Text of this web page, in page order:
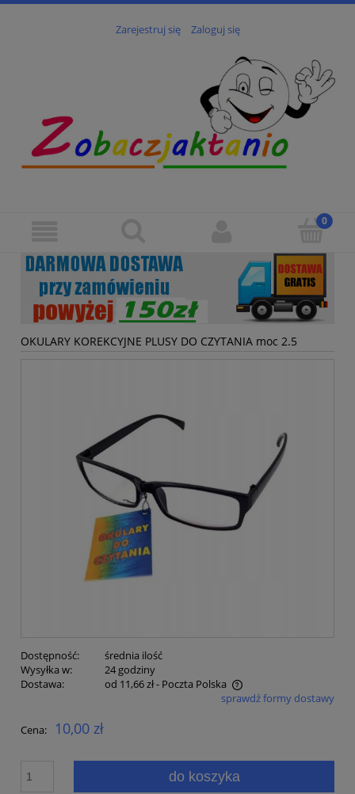
Zarejestruj się Zaloguj się
OKULARY KOREKCYJNE PLUSY DO CZYTANIA moc 2.5
Dostępność:
średnia ilość
Wysyłka w:
24 godziny
Dostawa:
od 11,66 zł- Poczta Polska
Cena nie zawiera ewentualnych kosztów płatnościsprawdź formy dostawy
Cena: 10,00 zł
do koszyka